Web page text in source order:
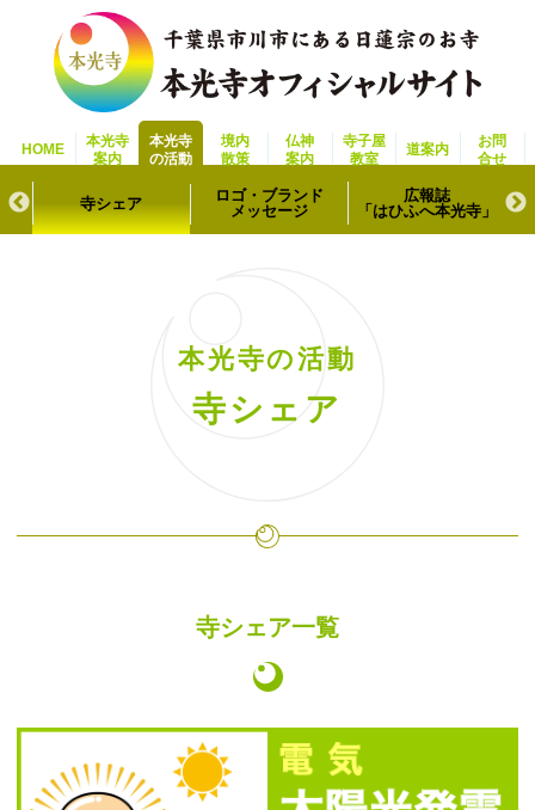
HOME
本光寺
案内
本光寺
の活動
境内
散策
仏神
案内
寺子屋
教室
道案内
お問
合せ
寺シェア
ロゴ・ブランド
メッセージ
広報誌
「はひふへ本光寺」
本光寺の活動
寺シェア
寺シェア一覧